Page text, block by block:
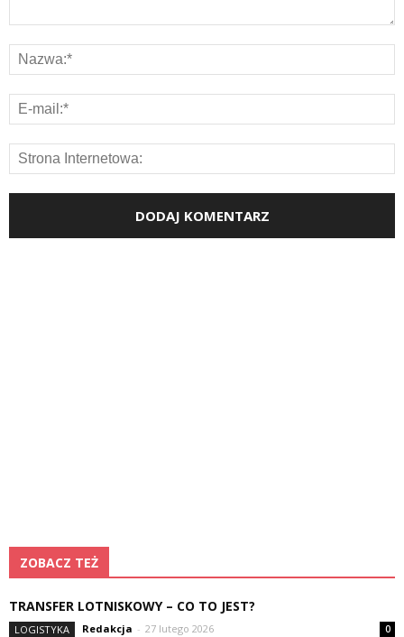
ZOBACZ TEŻ
TRANSFER LOTNISKOWY – CO TO JEST?
LOGISTYKA Redakcja - 27 lutego 2026 0